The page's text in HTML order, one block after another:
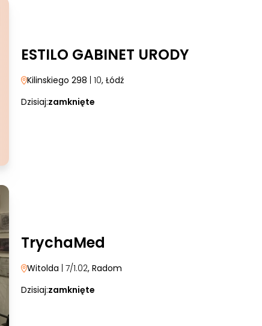
ESTILO GABINET URODY
Kilinskiego 298 | 10, Łódź
Dzisiaj:zamknięte
TrychaMed
Witolda | 7/1.02, Radom
Dzisiaj:zamknięte